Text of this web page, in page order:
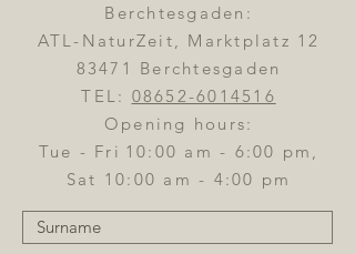
Berchtesgaden:
ATL-NaturZeit, Marktplatz 12
83471 Berchtesgaden
TEL: 08652-6014516
Opening hours:
Tue - Fri 10:00 am - 6:00 pm,
Sat 10:00 am - 4:00 pm